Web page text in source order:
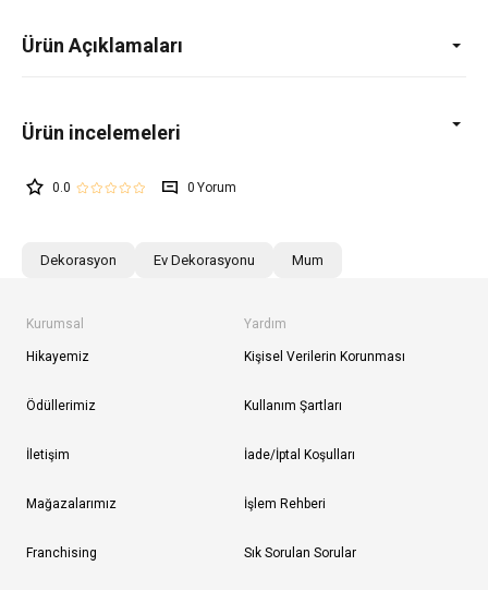
Ürün Açıklamaları
0.0 0
Dekorasyon Ev Dekorasyonu Mum
Kurumsal
Hikayemiz
Ödüllerimiz
İletişim
Mağazalarımız
Franchising
Yardım
Kişisel Verilerin Korunması
Kullanım Şartları
İade/İptal Koşulları
İşlem Rehberi
Sık Sorulan Sorular